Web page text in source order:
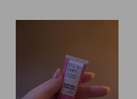
altid vil have i lommen! ✨
denne